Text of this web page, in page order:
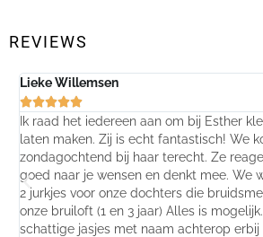
REVIEWS
Lieke Willemsen

Ik raad het iedereen aan om bij Esther
laten maken. Zij is echt fantastisch! We
zondagochtend bij haar terecht. Ze
goed naar je wensen en denkt mee. We
2 jurkjes voor onze dochters die
onze bruiloft (1 en 3 jaar) Alles is
schattige jasjes met naam achterop